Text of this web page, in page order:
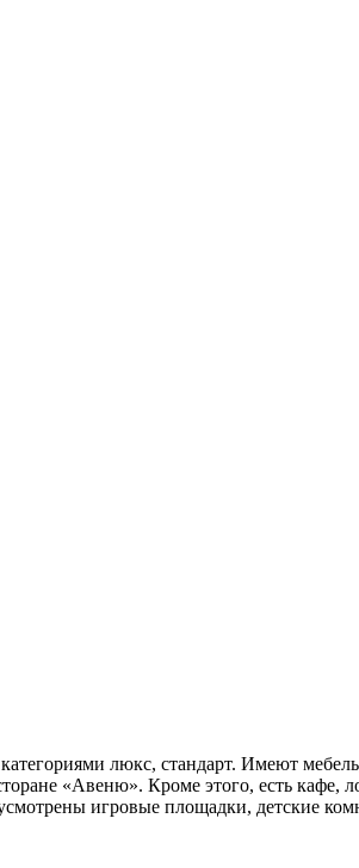
люкс, стандарт. Имеют
«Авеню». Кроме этого, есть кафе,
игровые площадки, детские